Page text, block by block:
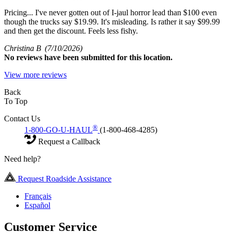
Pricing... I've never gotten out of I-jaul horror lead than $100 even
though the trucks say $19.99. It's misleading. Is rather it say $99.99
and then get the discount. Feels less fishy.
Christina B (7/10/2026)
No reviews have been submitted for this location.
View more reviews
Back
To Top
Contact Us
1-800-GO-U-HAUL® (1-800-468-4285)
Request a Callback
Need help?
Request Roadside Assistance
Français
Español
Customer Service